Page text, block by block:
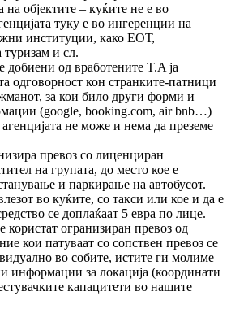
на објектите – куќите не е во
туку е во ингеренции на
институции, како ЕОТ,
и сл.
од вработените T.A ја
одговорност кон странките-патници
за кои било други форми и
(google, booking.com, air bnb…)
агенцијата не може и нема да преземе
превоз со лиценциран
на групата, до место кое е
и паркирање на автобусот.
во куќите, со такси или кое и да е
се доплаќаат 5 евра по лице.
користат огранизиран превоз од
кои патуваат со сопствен превоз се
во собите, истите ги молиме
информации за локација (координати
капацитети во нашите